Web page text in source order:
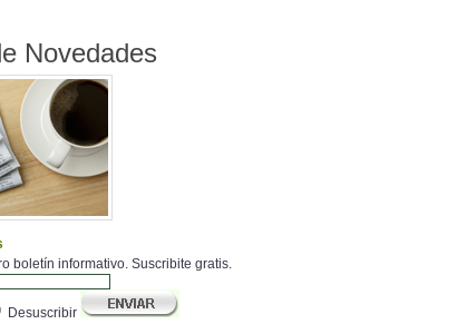
Novedades
boletín informativo. Suscribite gratis.
Desuscribir